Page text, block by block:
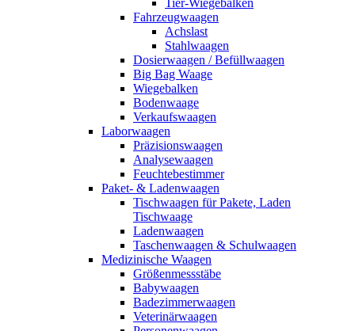
Tier-Wiegebalken
Fahrzeugwaagen
Achslast
Stahlwaagen
Dosierwaagen / Befüllwaagen
Big Bag Waage
Wiegebalken
Bodenwaage
Verkaufswaagen
Laborwaagen
Präzisionswaagen
Analysewaagen
Feuchtebestimmer
Paket- & Ladenwaagen
Tischwaagen für Pakete, Laden
Tischwaage
Ladenwaagen
Taschenwaagen & Schulwaagen
Medizinische Waagen
Größenmessstäbe
Babywaagen
Badezimmerwaagen
Veterinärwaagen